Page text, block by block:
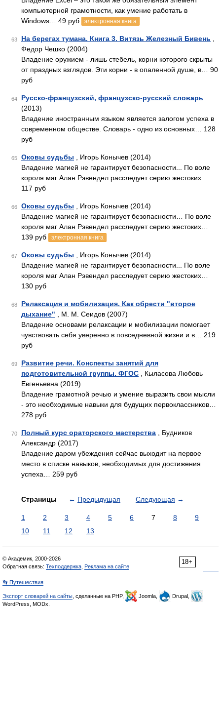
компьютерной грамотности, как умение работать в
Windows… 49 руб
электронная книга
63 На берегах тумана. Книга 3. Витязь Железный Бивень
Федор Чешко (2004)
Владение оружием - лишь стебель, корни которого скрыты
от праздных взглядов. Эти корни - в опаленной душе, в… 90
руб
64
Русско-французский, французско-русский словарь
(2013)
Владение иностранным языком является залогом успеха в
современном обществе. Словарь - одно из основных… 128
руб
65 Оковы судьбы , Игорь Конычев (2014)
Владение магией не гарантирует безопасности... По воле
короля маг Алан Рэвендел расследует серию жестоких…
117 руб
66 Оковы судьбы , Игорь Конычев (2014)
Владение магией не гарантирует безопасности… По воле
короля маг Алан Рэвендел расследует серию жестоких…
139 руб
электронная книга
67 Оковы судьбы , Игорь Конычев (2014)
Владение магией не гарантирует безопасности... По воле
короля маг Алан Рэвендел расследует серию жестоких…
130 руб
68
Релаксация и мобилизация. Как обрести "второе
дыхание" , М. М. Сеидов (2007)
Владение основами релаксации и мобилизации помогает
чувствовать себя уверенно в повседневной жизни и в… 219
руб
69
Развитие речи. Конспекты занятий для
подготовительной группы. ФГОС , Кыласова Любовь
Евгеньевна (2019)
Владение грамотной речью и умение выразить свои мысли
- это необходимые навыки для будущих первоклассников…
278 руб
70 Полный курс ораторского мастерства , Будников
Александр (2017)
Владение даром убеждения сейчас выходит на первое
место в списке навыков, необходимых для достижения
успеха… 259 руб
Страницы ← Предыдущая Следующая →
1 2 3 4 5 6 7 8
9
10
11 12 13
18+
© Академик, 2000-2026
Обратная связь: Техподдержка Реклама на сайте
👣 Путешествия
Экспорт словарей на сайты , сделанные на PHP, Joomla,
Drupal,
WordPress, MODx.